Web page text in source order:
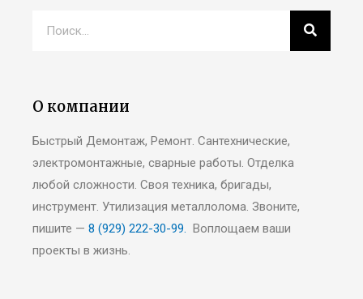
О компании
Быстрый Демонтаж, Ремонт. Сантехнические,
электромонтажные, сварные работы. Отделка
любой сложности. Своя техника, бригады,
инструмент. Утилизация металлолома. Звоните,
пишите — 8 (929) 222-30-99. Воплощаем ваши
проекты в жизнь.